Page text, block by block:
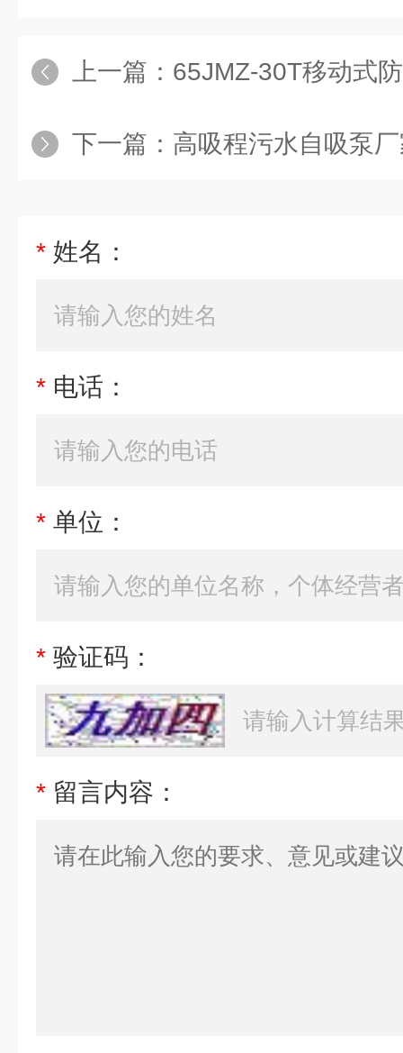
上一篇： 65JMZ-30T移动式
下一篇： 高吸程污水自吸泵
* 姓名：
* 电话：
* 单位：
* 验证码：
* 留言内容：